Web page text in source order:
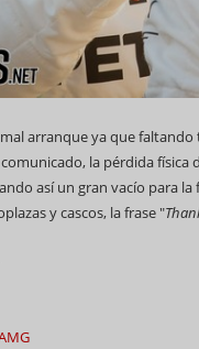
arranque ya que faltando
la pérdida física
así un gran vacío para
y cascos, la frase "